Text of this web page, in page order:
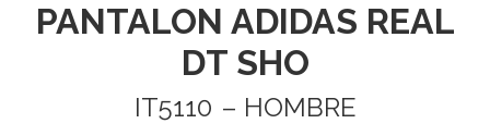
PANTALON ADIDAS REAL
DT SHO
IT5110 – HOMBRE